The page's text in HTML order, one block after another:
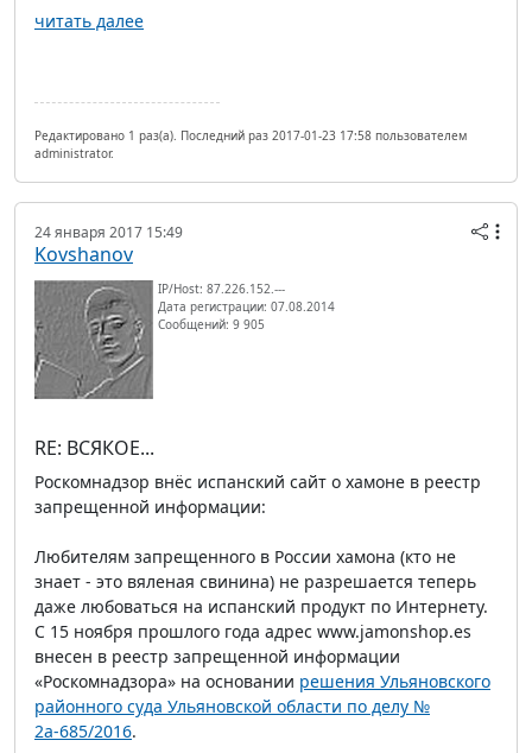
читать далее
Редактировано 1 раз(а). Последний раз 2017-01-23 17:58 пользователем
administrator.
24 января 2017 15:49
Kovshanov
IP/Host: 87.226.152.---
Дата регистрации: 07.08.2014
Сообщений: 9 905
RE: ВСЯКОЕ...
Роскомнадзор внёс испанский сайт о хамоне в реестр
запрещенной информации:
Любителям запрещенного в России хамона (кто не
знает - это вяленая свинина) не разрешается теперь
даже любоваться на испанский продукт по Интернету.
С 15 ноября прошлого года адрес www.jamonshop.es
внесен в реестр запрещенной информации
«Роскомнадзора» на основании решения Ульяновского
районного суда Ульяновской области по делу №
2а-685/2016.